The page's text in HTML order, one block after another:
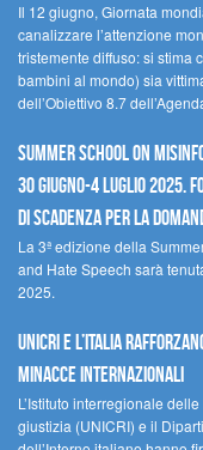
Il 12 giugno, Giornata
canalizzare l’attenzione
tristemente diffuso: si stima
bambini al mondo) sia
dell’Obiettivo 8.7
Summer School on
30 giugno-4 luglio 2025.
di scadenza per la
La 3ª edizione della
and Hate Speech sarà
2025.
UNICRI e l’Italia
minacce internazionali
L’Istituto interregionale
giustizia (UNICRI) e il